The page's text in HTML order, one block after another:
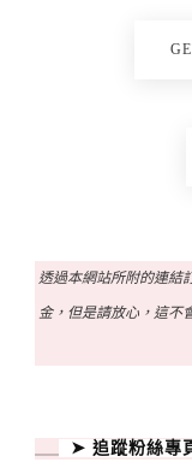
透過本網站所附的連結
金，但是請放心，這不
➤ 追蹤粉絲專